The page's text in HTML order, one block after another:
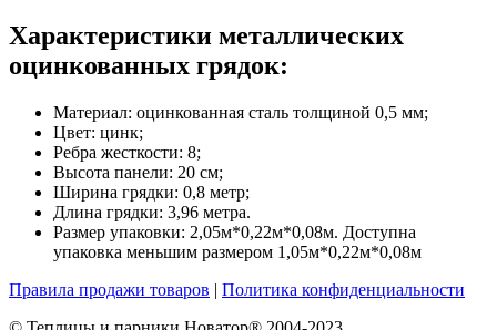
Характеристики металлических
оцинкованных грядок:
Материал: оцинкованная сталь толщиной 0,5 мм;
Цвет: цинк;
Ребра жесткости: 8;
Высота панели: 20 см;
Ширина грядки: 0,8 метр;
Длина грядки: 3,96 метра.
Размер упаковки: 2,05м*0,22м*0,08м. Доступна
упаковка меньшим размером 1,05м*0,22м*0,08м
Правила продажи товаров | Политика конфиденциальности